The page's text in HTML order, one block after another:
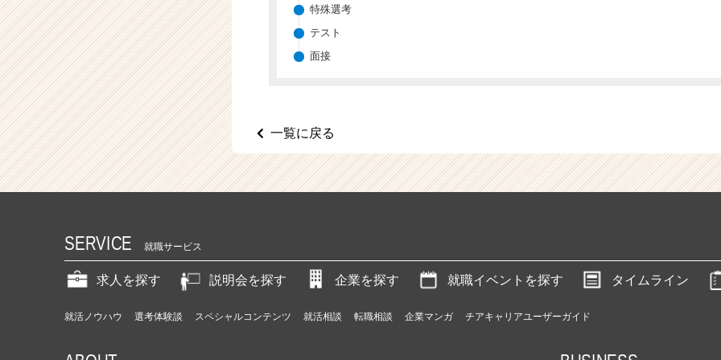
特殊選考
テスト
面接
一覧に戻る
SERVICE 就職サービス
求人を探す 説明会を探す 企業を探す 就職イベントを探す タイムライン
就活ノウハウ 選考体験談 スペシャルコンテンツ 就活相談 転職相談 企業マンガ チアキャリアユーザーガイド